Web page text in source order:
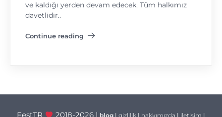
ve kaldığı yerden devam edecek. Tüm halkımız
davetlidir..
Continue reading
"Akhisar Alışveriş Festivali"
FestTR 2018-2026 | blog| gizlilik| hakkımızda | iletişim |